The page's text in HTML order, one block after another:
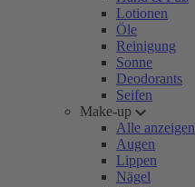
Lotionen
Öle
Reinigung
Sonne
Deodorants
Seifen
Make-up
Alle anzeigen
Augen
Lippen
Nägel